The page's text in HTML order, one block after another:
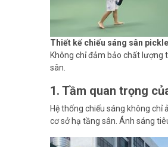
Thiết kế chiếu sáng sân
Không chỉ đảm bảo chất lượng
sân.
1. Tầm quan trọng
Hệ thống chiếu sáng không
cơ sở hạ tầng sân. Ánh sáng